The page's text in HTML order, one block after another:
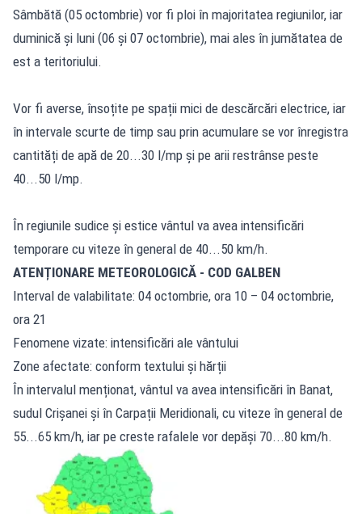
Sâmbătă (05 octombrie) vor fi ploi în majoritatea regiunilor, iar
duminică și luni (06 și 07 octombrie), mai ales în jumătatea de
est a teritoriului.
Vor fi averse, însoțite pe spații mici de descărcări electrice, iar
în intervale scurte de timp sau prin acumulare se vor înregistra
cantități de apă de 20...30 l/mp și pe arii restrânse peste
40...50 l/mp.
În regiunile sudice și estice vântul va avea intensificări
temporare cu viteze în general de 40...50 km/h.
ATENȚIONARE METEOROLOGICĂ - COD GALBEN
Interval de valabilitate: 04 octombrie, ora 10 – 04 octombrie,
ora 21
Fenomene vizate: intensificări ale vântului
Zone afectate: conform textului și hărții
În intervalul menționat, vântul va avea intensificări în Banat,
sudul Crișanei și în Carpații Meridionali, cu viteze în general de
55...65 km/h, iar pe creste rafalele vor depăși 70...80 km/h.